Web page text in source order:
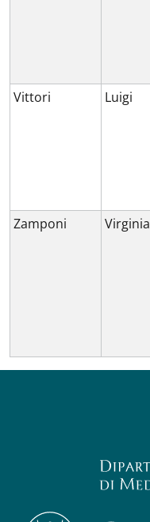
Vittori Luigi
Zamponi Virginia